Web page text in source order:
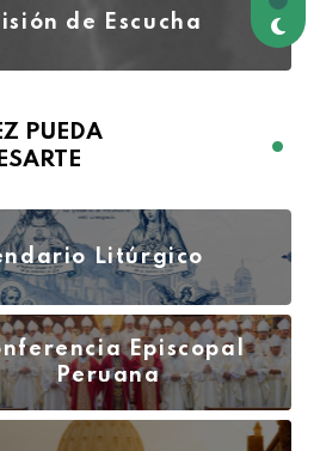
de Escucha
PUEDA
Litúrgico
Episcopal
Peruana